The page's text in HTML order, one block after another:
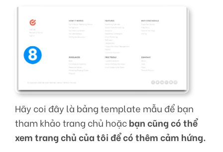
Hãy coi đây là bảng template mẫu để bạn
tham khảo trang chủ hoặcbạn cũng có thể
xem trang chủ của tôi để có thêm cảm hứng.